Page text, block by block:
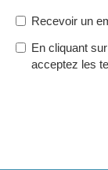
Recevoir un
En cliquant
acceptez les